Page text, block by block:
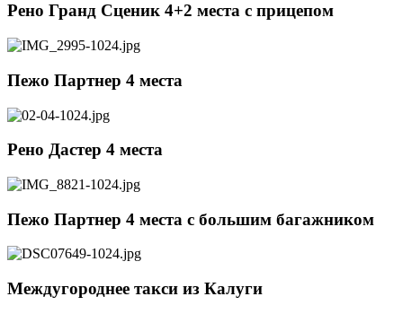
Рено Гранд Сценик 4+2 места c прицепом
Пежо Партнер 4 места
Рено Дастер 4 места
Пежо Партнер 4 места с большим багажником
Междугороднее такси из Калуги